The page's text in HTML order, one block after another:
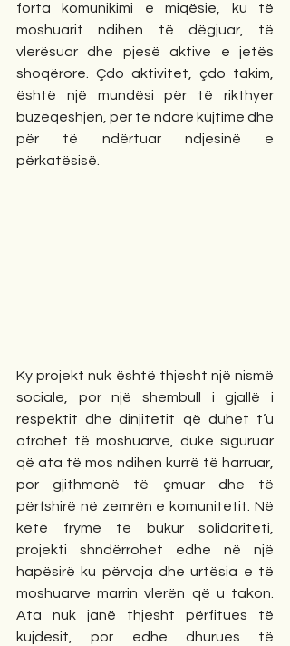
forta komunikimi e miqësie, ku të
moshuarit ndihen të dëgjuar, të
vlerësuar dhe pjesë aktive e jetës
shoqërore. Çdo aktivitet, çdo takim,
është një mundësi për të rikthyer
buzëqeshjen, për të ndarë kujtime dhe
për të ndërtuar ndjesinë e
përkatësisë.
Ky projekt nuk është thjesht një nismë
sociale, por një shembull i gjallë i
respektit dhe dinjitetit që duhet t’u
ofrohet të moshuarve, duke siguruar
që ata të mos ndihen kurrë të harruar,
por gjithmonë të çmuar dhe të
përfshirë në zemrën e komunitetit. Në
këtë frymë të bukur solidariteti,
projekti shndërrohet edhe në një
hapësirë ku përvoja dhe urtësia e të
moshuarve marrin vlerën që u takon.
Ata nuk janë thjesht përfitues të
kujdesit, por edhe dhurues të